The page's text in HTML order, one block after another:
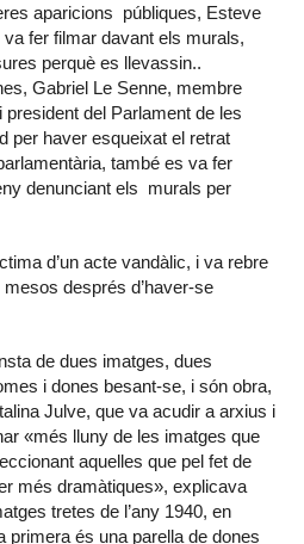
aparicions públiques, Esteve
fer filmar davant els murals,
perquè es llevassin..
Gabriel Le Senne, membre
del Parlament de les
per haver esqueixat el retrat
també es va fer
denunciant els murals per
d’un acte vandàlic, i va rebre
després d’haver-se
de dues imatges, dues
i dones besant-se, i són obra,
Julve, que va acudir a arxius i
«més lluny de les imatges que
aquelles que pel fet de
més dramàtiques», explicava
tretes de l’any 1940, en
primera és una parella de dones